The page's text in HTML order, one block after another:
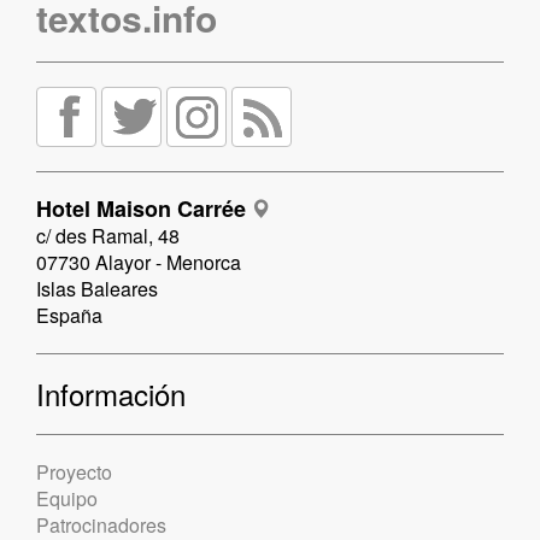
textos.info
Hotel Maison Carrée
c/ des Ramal, 48
07730 Alayor - Menorca
Islas Baleares
España
Información
Proyecto
Equipo
Patrocinadores